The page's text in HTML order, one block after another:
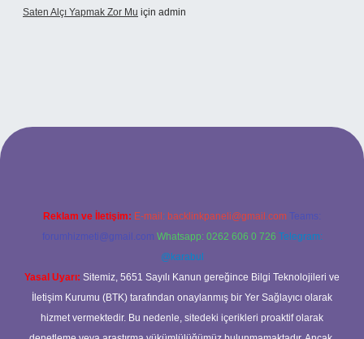
Saten Alçı Yapmak Zor Mu için admin
Reklam ve İletişim: E-mail: backlinkpaneli@gmail.com Teams:
forumhizmeti@gmail.com Whatsapp: 0262 606 0 726 Telegram:
@karabul
Yasal Uyarı: Sitemiz, 5651 Sayılı Kanun gereğince Bilgi Teknolojileri ve
İletişim Kurumu (BTK) tarafından onaylanmış bir Yer Sağlayıcı olarak
hizmet vermektedir. Bu nedenle, sitedeki içerikleri proaktif olarak